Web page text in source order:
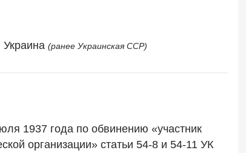
(ранее Украинская ССР)
1937 года по обвинению «участник
организации» статьи 54-8 и 54-11 УК